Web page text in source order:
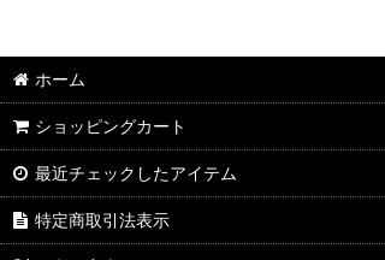
ホーム
ショッピングカート
最近チェックしたアイテム
特定商取引法表示